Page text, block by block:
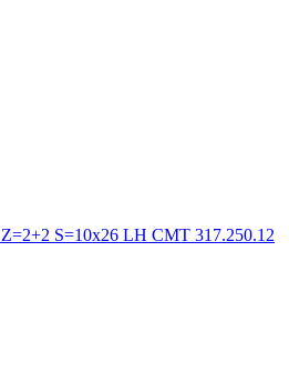
S=10x26 LH CMT 317.250.12